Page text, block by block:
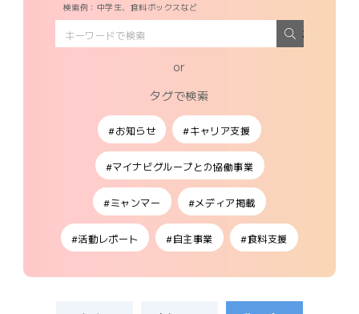
検索例：中学生、食料ボックスなど
検索
or
タグで検索
#お知らせ #キャリア支援
#マイナビグループとの協働事業
#ミャンマー #メディア掲載
#活動レポート #自主事業 #食料支援